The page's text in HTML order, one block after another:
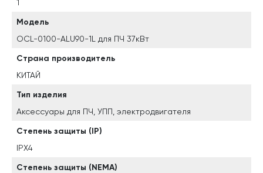
1
Модель
OCL-0100-ALU90-1L для ПЧ 37кВт
Страна производитель
КИТАЙ
Тип изделия
Аксессуары для ПЧ, УПП, электродвигателя
Степень защиты (IP)
IPX4
Степень защиты (NEMA)